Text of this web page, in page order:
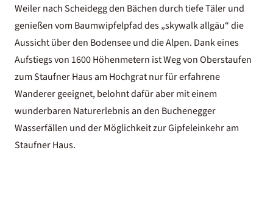
Weiler nach Scheidegg den Bächen durch tiefe Täler und
genießen vom Baumwipfelpfad des „skywalk allgäu“ die
Aussicht über den Bodensee und die Alpen. Dank eines
Aufstiegs von 1600 Höhenmetern ist Weg von Oberstaufen
zum Staufner Haus am Hochgrat nur für erfahrene
Wanderer geeignet, belohnt dafür aber mit einem
wunderbaren Naturerlebnis an den Buchenegger
Wasserfällen und der Möglichkeit zur Gipfeleinkehr am
Staufner Haus.